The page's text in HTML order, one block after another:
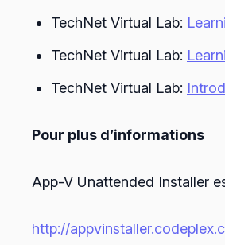
TechNet Virtual Lab:
TechNet Virtual Lab:
TechNet Virtual Lab:
Pour plus d’informations
App-V Unattended Installer
http://